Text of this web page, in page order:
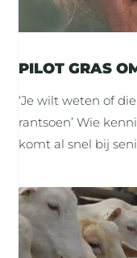
PILOT GRAS
‘Je wilt weten of
rantsoen’ Wie
komt al snel bij